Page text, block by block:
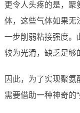
更令人头疼的是，聚
体，这些气体如果无
一步削弱粘接强度。
较为光滑，缺乏足够
因此，为了实现聚氨
需要借助一种神奇的